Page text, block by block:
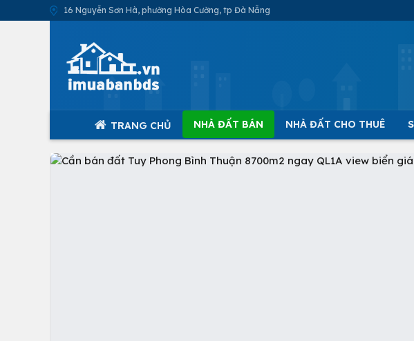
16 Nguyễn Sơn Hà, phường Hòa Cường, tp Đà Nẵng
TRANG CHỦ NHÀ ĐẤT BÁN NHÀ ĐẤT CHO THUÊ